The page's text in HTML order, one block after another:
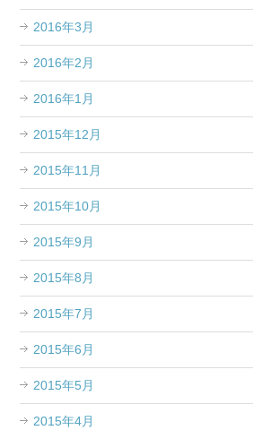
2016年3月
2016年2月
2016年1月
2015年12月
2015年11月
2015年10月
2015年9月
2015年8月
2015年7月
2015年6月
2015年5月
2015年4月